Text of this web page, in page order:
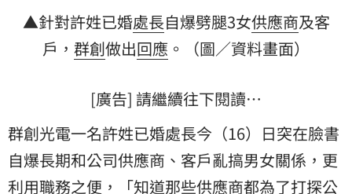
▲針對許姓已婚處長自爆劈腿3女供應商及客
戶， 群創做出回應 。（圖／資料畫面）
[廣告] 請繼續往下閱讀…
群創光電一名許姓已婚處長今（16）日突在臉書
自爆長期和公司供應商、客戶亂搞男女關係，更
利用職務之便，「知道那些供應商都為了打探公